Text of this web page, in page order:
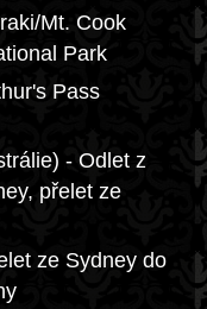
Mt. Cook
Park
Pass
- Odlet z
přelet ze
ze Sydney do